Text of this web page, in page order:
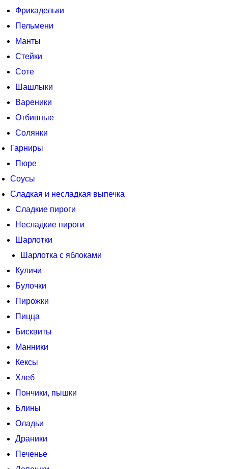
Фрикадельки
Пельмени
Манты
Стейки
Соте
Шашлыки
Вареники
Отбивные
Солянки
Гарниры
Пюре
Соусы
Сладкая и несладкая выпечка
Сладкие пироги
Несладкие пироги
Шарлотки
Шарлотка с яблоками
Куличи
Булочки
Пирожки
Пицца
Бисквиты
Манники
Кексы
Хлеб
Пончики, пышки
Блины
Оладьи
Драники
Печенье